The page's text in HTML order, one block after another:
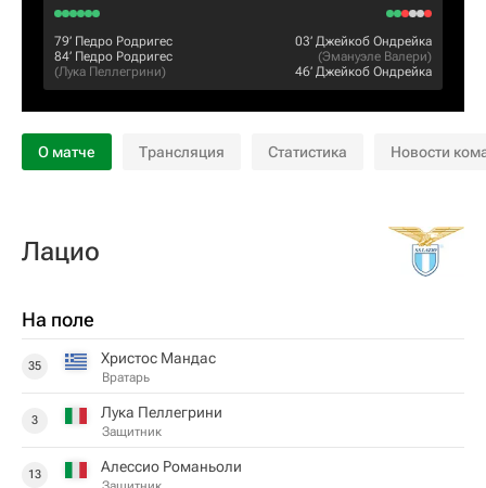
79‎’‎ Педро Родригес
84‎’‎ Педро Родригес
(Лука Пеллегрини)
03‎’‎ Джейкоб Ондрейка
(Эмануэле Валери)
46‎’‎ Джейкоб Ондрейка
О матче Трансляция Статистика Новости
Лацио
На поле
35 Христос Мандас
Вратарь
3 Лука Пеллегрини
Защитник
13 Алессио Романьоли